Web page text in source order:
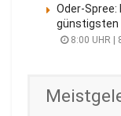
Oder-Spree:
günstigsten
8:00 UHR |